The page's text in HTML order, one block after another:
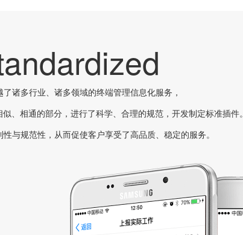
诸多行业、诸多领域的终端管理信息化服务，
、相通的部分，进行了科学、合理的规范，开发制定标准插件。
与规范性，从而促使客户享受了高品质、稳定的服务。